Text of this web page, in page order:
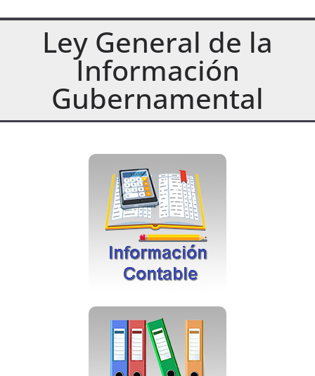
Ley General de la
Información
Gubernamental